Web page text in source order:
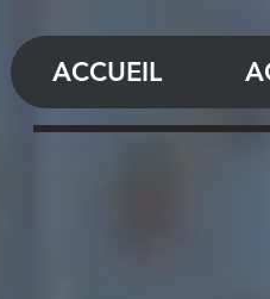
ACCUEIL